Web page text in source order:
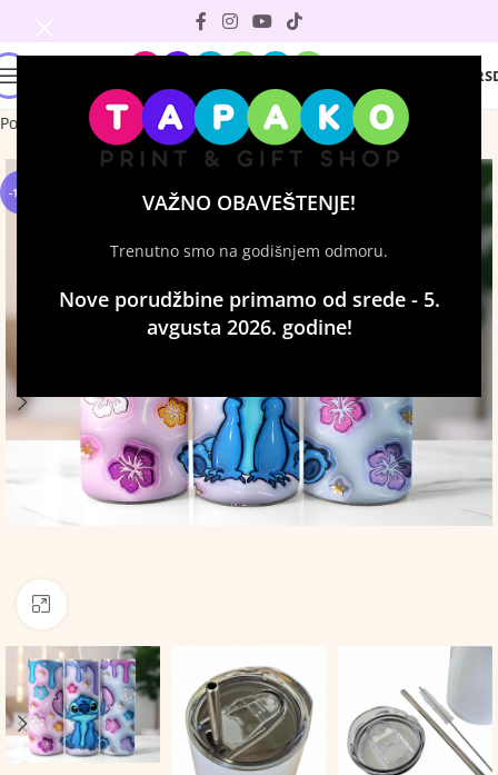
VAŽNO OBAVEŠTENJE!
Trenutno smo na godišnjem odmoru.
Nove porudžbine primamo od srede - 5.
avgusta 2026. godine!
Početna Tumbleri sa štampom
-12%